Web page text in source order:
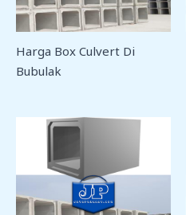
Harga Box Culvert Di
Bubulak